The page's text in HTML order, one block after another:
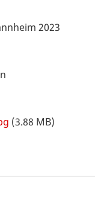
2023
(3.88 MB)